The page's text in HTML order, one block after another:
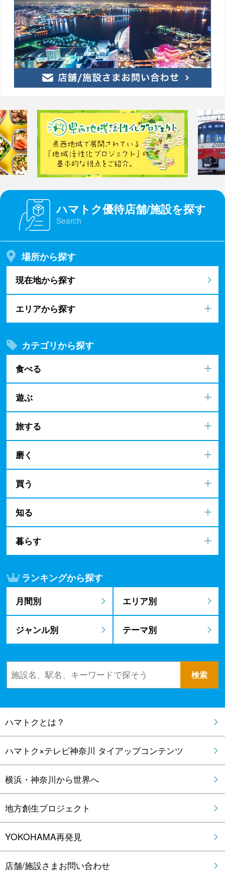
ハマトク優待店舗/施設を探す
Search
場所から探す
現在地から探す
エリアから探す
カテゴリから探す
食べる
遊ぶ
旅する
磨く
買う
知る
暮らす
ランキングから探す
月間別 エリア別
ジャンル別 テーマ別
ハマトクとは？
ハマトク×テレビ神奈川 タイアップコンテンツ
横浜・神奈川から世界へ
地方創生プロジェクト
YOKOHAMA再発見
店舗/施設さまお問い合わせ